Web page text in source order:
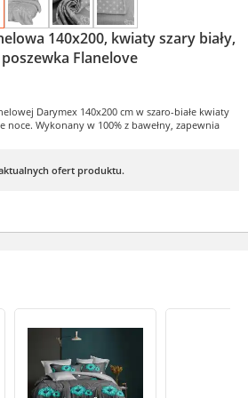
140x200, kwiaty szary biały,
Flanelove
Darymex 140x200 cm w szaro-białe kwiaty
noce. Wykonany w 100% z bawełny, zapewnia
ofert produktu.